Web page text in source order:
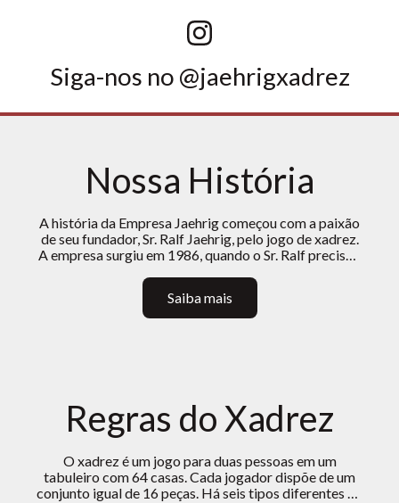
Siga-nos no @jaehrigxadrez
Nossa História
A história da Empresa Jaehrig começou com a paixão
de seu fundador, Sr. Ralf Jaehrig, pelo jogo de xadrez.
A empresa surgiu em 1986, quando o Sr. Ralf precisou
e resolveu construí-lo ele próprio.
Saiba mais
Regras do Xadrez
O xadrez é um jogo para duas pessoas em um
tabuleiro com 64 casas. Cada jogador dispõe de um
conjunto igual de 16 peças. Há seis tipos diferentes de